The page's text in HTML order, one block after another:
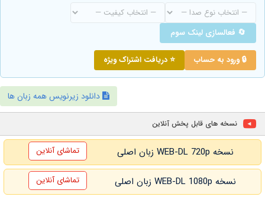
🔄 فعالسازی لینک سوم
🔒 ورود به حساب ⭐ دریافت اشتراک ویژه
دانلود زیرنویس همه زبان ها
نسخه های قابل پخش آنلاین
نسخه WEB-DL 720p زبان اصلی تماشای آنلاین
نسخه WEB-DL 1080p زبان اصلی تماشای آنلاین